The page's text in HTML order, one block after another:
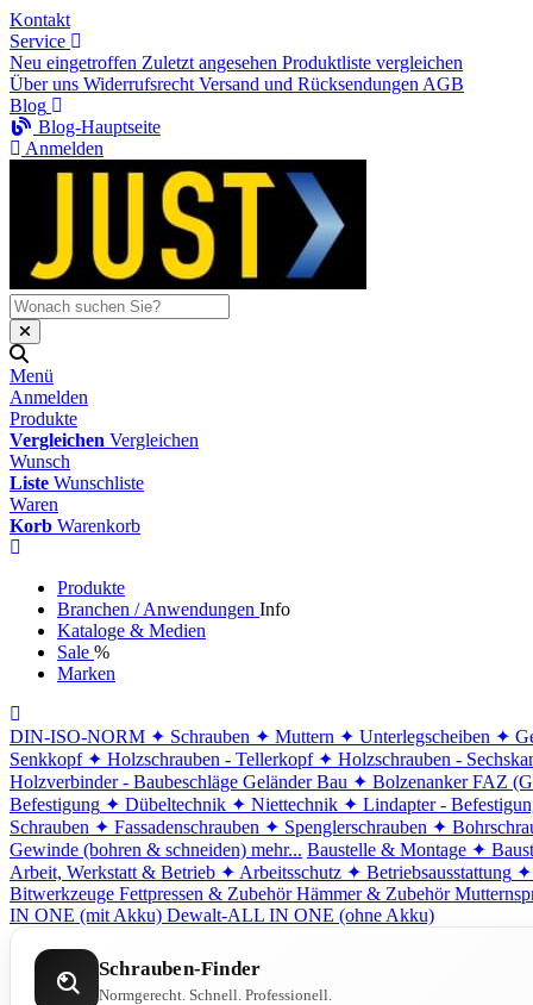
Kontakt
Service
Neu eingetroffen Zuletzt angesehen Produktliste vergleichen
Über uns Widerrufsrecht Versand und Rücksendungen AGB
Blog
Blog-Hauptseite
Anmelden
Menü
Anmelden
Produkte
Vergleichen Vergleichen
Wunsch
Liste Wunschliste
Waren
Korb Warenkorb
Produkte
Branchen / Anwendungen Info
Kataloge & Medien
Sale %
Marken
DIN-ISO-NORM ✦ Schrauben ✦ Muttern ✦ Unterlegscheiben ✦
Senkkopf ✦ Holzschrauben - Tellerkopf ✦ Holzschrauben -
Holzverbinder - Baubeschläge Geländer Bau ✦ Bolzenanker FAZ
Befestigung ✦ Dübeltechnik ✦ Niettechnik ✦ Lindapter -
Schrauben ✦ Fassadenschrauben ✦ Spenglerschrauben ✦
Gewinde (bohren & schneiden) mehr... Baustelle & Montage ✦
Arbeit, Werkstatt & Betrieb ✦ Arbeitsschutz ✦ Betriebsausstattung ✦
Bitwerkzeuge Fettpressen & Zubehör Hämmer & Zubehör
IN ONE (mit Akku) Dewalt-ALL IN ONE (ohne Akku)
Schrauben-Finder
Normgerecht. Schnell. Professionell.